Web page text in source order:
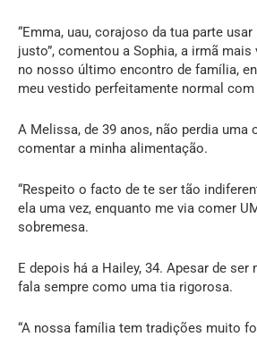
“Emma, uau, corajoso da tua parte
justo”, comentou a Sophia, a irmã
no nosso último encontro de família,
meu vestido perfeitamente normal
A Melissa, de 39 anos, não perdia uma
comentar a minha alimentação.
“Respeito o facto de te ser tão
ela uma vez, enquanto me via comer
sobremesa.
E depois há a Hailey, 34. Apesar de ser
fala sempre como uma tia rigorosa.
“A nossa família tem tradições muito